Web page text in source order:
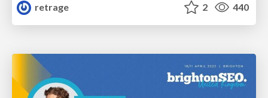
retrage
2 440